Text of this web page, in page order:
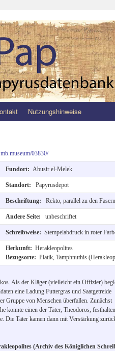
Nutzungshinweise
03830/
Fundort: Abusir el-Melek
Standort: Papyrusdepot
Beschriftung: Rekto, parallel zu den Fasern
Andere Seite: unbeschriftet
Schreibweise: Stempelabdruck in roter
Herkunft: Herakleopolites
Bezugsorte: Platik, Tamphnuthis
Als der Kläger (vielleicht ein Offizier)
eine Ladung Futtergras und Saatgetreide
Gruppe von Menschen überfallen. Zunächst
konnte einen der Täter, Theodoros,
Die Täter kamen dann mit Verstärkung
(Archiv des Königlichen